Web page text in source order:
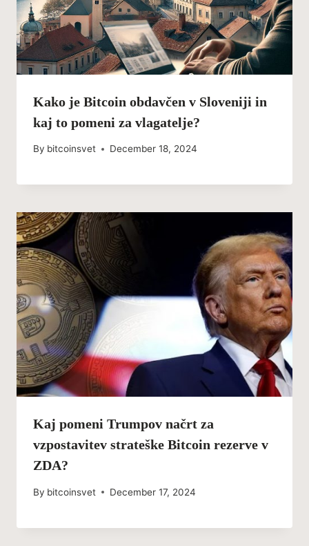
Kako je Bitcoin obdavčen v Sloveniji in
kaj to pomeni za vlagatelje?
By bitcoinsvet December 18, 2024
Kaj pomeni Trumpov načrt za
vzpostavitev strateške Bitcoin rezerve v
ZDA?
By bitcoinsvet December 17, 2024